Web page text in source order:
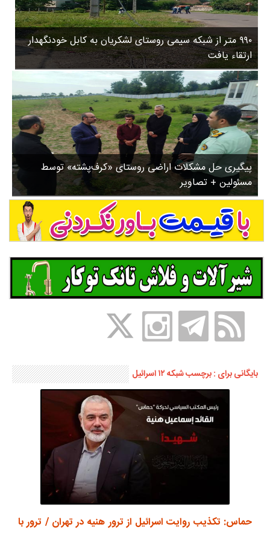
روستاها
ورزشی
سیاسی
چندرسانه ای
مسیر گردشگری دیلمان
درباره ما
۹۹۰ متر از شبکه سیمی روستای لشکریان به کابل خودنگهدار
ارتقاء یافت
پیگیری حل مشکلات اراضی روستای «کرف‌پشته» توسط
مسئولین + تصاویر
۳
۵
۸
ب
ا
ز
ن
ش
س
ت
ش
د
.
بایگانی برای : برچسب شبکه ۱۲ اسرائیل
حماس: تکذیب روایت اسرائیل از ترور هنیه در تهران / ترور با